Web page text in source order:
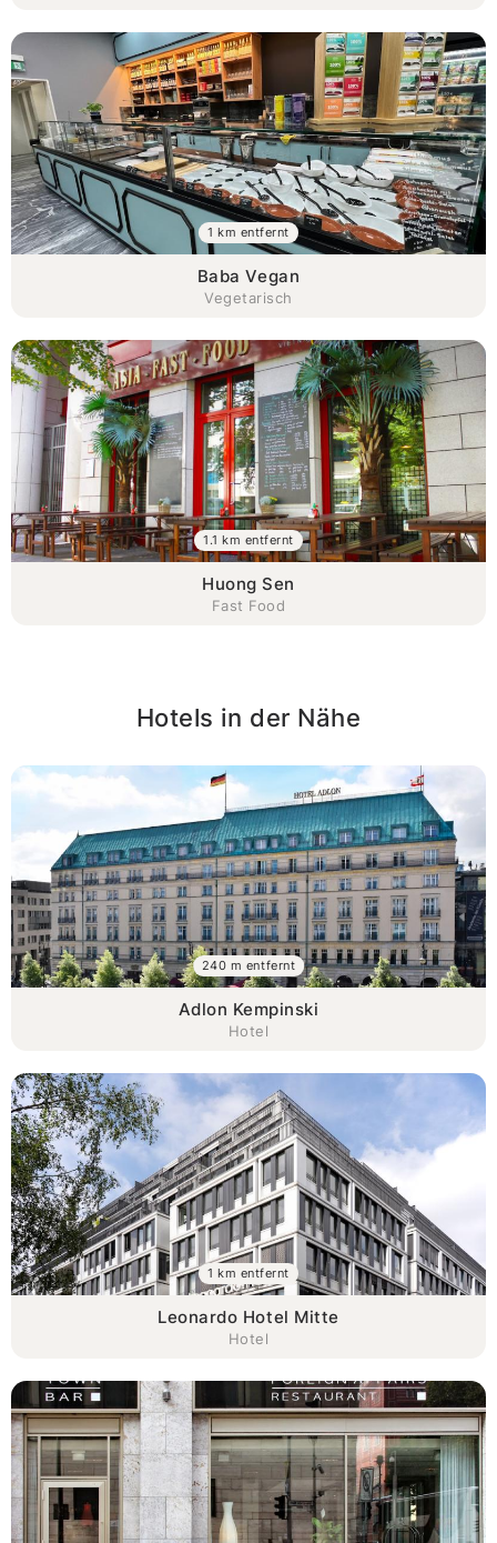
Baba Vegan
Vegetarisch
1 km entfernt
Huong Sen
Fast Food
1.1 km entfernt
Hotels in der Nähe
Adlon Kempinski
Hotel
240 m entfernt
Leonardo Hotel Mitte
Hotel
1 km entfernt